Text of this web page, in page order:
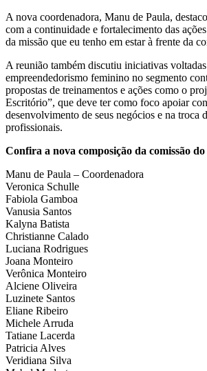
A nova coordenadora, Manu de Paula,
com a continuidade e fortalecimento das
da missão que eu tenho em estar à frente da
A reunião também discutiu iniciativas
empreendedorismo feminino no segmento
propostas de treinamentos e ações como o
Escritório”, que deve ter como foco apoiar
desenvolvimento de seus negócios e na troca
profissionais.
Confira a nova composição da comissão
Manu de Paula – Coordenadora
Veronica Schulle
Fabiola Gamboa
Vanusia Santos
Kalyna Batista
Christianne Calado
Luciana Rodrigues
Joana Monteiro
Verônica Monteiro
Alciene Oliveira
Luzinete Santos
Eliane Ribeiro
Michele Arruda
Tatiane Lacerda
Patricia Alves
Veridiana Silva